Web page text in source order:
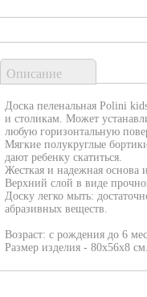
Описание
Доска пеленальная Polini
и столикам. Может
любую горизонтальную
Мягкие полукруглые
дают ребенку скатиться.
Жесткая и надежная основа
Верхний слой в виде
Доску легко мыть:
абразивных веществ.
Возраст: с рождения до 6
Размер изделия - 80х56х8